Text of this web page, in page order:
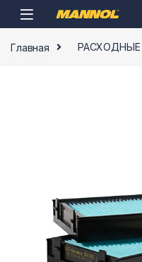
Skip to navigation
Skip to content
Главная